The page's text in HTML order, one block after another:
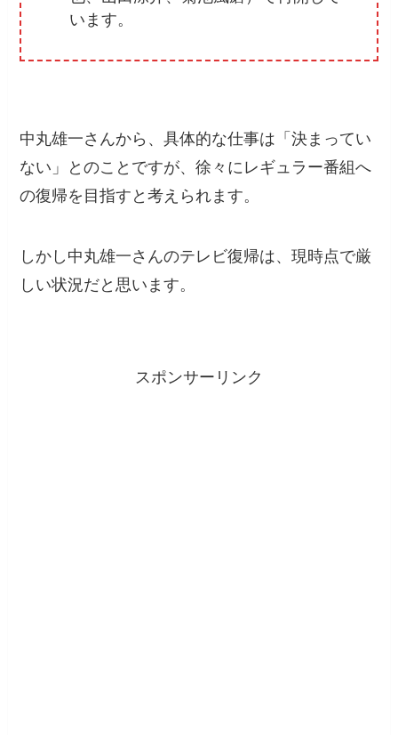
います。
中丸雄一さんから、具体的な仕事は「決まってい
ない」とのことですが、徐々にレギュラー番組へ
の復帰を目指すと考えられます。
しかし中丸雄一さんのテレビ復帰は、現時点で厳
しい状況だと思います。
スポンサーリンク